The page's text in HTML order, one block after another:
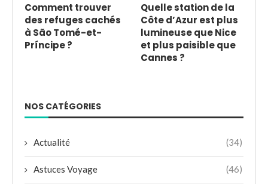
Comment trouver
des refuges cachés
à São Tomé-et-
Príncipe ?
Quelle station de la
Côte d’Azur est plus
lumineuse que Nice
et plus paisible que
Cannes ?
NOS CATÉGORIES
Actualité (34)
Astuces Voyage (46)